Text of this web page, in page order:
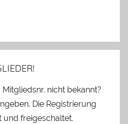
Mitgliedsnr. nicht bekannt?
Die Registrierung
freigeschaltet.